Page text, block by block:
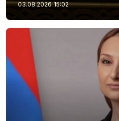
03.08.2026 15:02